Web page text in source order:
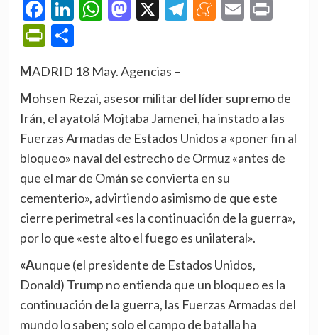
Facebook
LinkedIn
WhatsApp
Mastodon
X Telegram
Meneame
Email
PrintFriendly
Compartir
MADRID 18 May. Agencias –
Mohsen Rezai, asesor militar del líder supremo de
Irán, el ayatolá Mojtaba Jamenei, ha instado a las
Fuerzas Armadas de Estados Unidos a «poner fin al
bloqueo» naval del estrecho de Ormuz «antes de
que el mar de Omán se convierta en su
cementerio», advirtiendo asimismo de que este
cierre perimetral «es la continuación de la guerra»,
por lo que «este alto el fuego es unilateral».
«Aunque (el presidente de Estados Unidos,
Donald) Trump no entienda que un bloqueo es la
continuación de la guerra, las Fuerzas Armadas del
mundo lo saben; solo el campo de batalla ha